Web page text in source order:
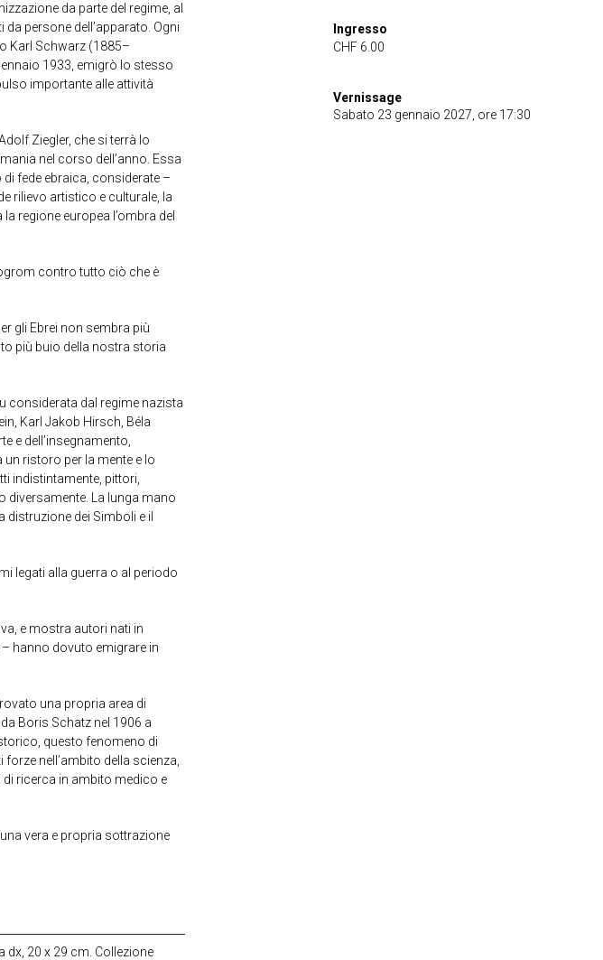
da parte del regime, al
persone dell’apparato. Ogni
Karl Schwarz (1885–
1933, emigrò lo stesso
importante alle attività
Ziegler, che si terrà lo
nel corso dell’anno. Essa
fede ebraica, considerate –
rilievo artistico e culturale, la
regione europea l’ombra del
contro tutto ciò che è
gli Ebrei non sembra più
più buio della nostra storia
considerata dal regime nazista
Karl Jakob Hirsch, Béla
e dell’insegnamento,
ristoro per la mente e lo
indistintamente, pittori,
diversamente. La lunga mano
dei Simboli e il
legati alla guerra o al periodo
e mostra autori nati in
hanno dovuto emigrare in
una propria area di
Boris Schatz nel 1906 a
questo fenomeno di
nell’ambito della scienza,
di ricerca in ambito medico e
vera e propria sottrazione
dx, 20 x 29 cm. Collezione
Ingresso
CHF 6.00
Vernissage
Sabato 23 gennaio 2027, ore 17:30